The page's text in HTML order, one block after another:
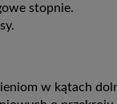
stopnie.
w kątach